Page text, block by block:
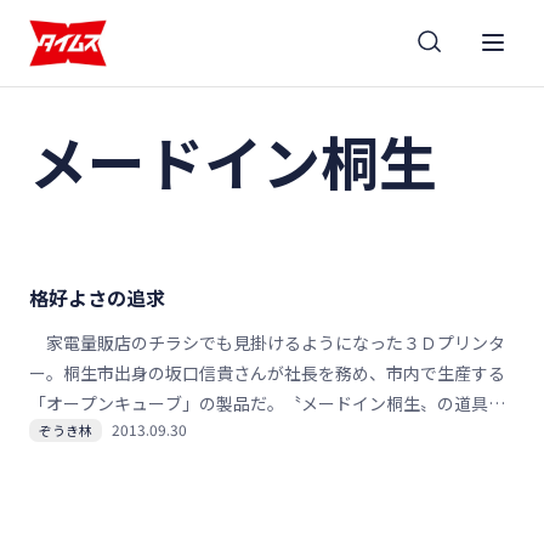
メードイン桐生
格好よさの追求
家電量販店のチラシでも見掛けるようになった３Ｄプリンタ
ー。桐生市出身の坂口信貴さんが社長を務め、市内で生産する
「オープンキューブ」の製品だ。〝メードイン桐生〟の道具が
広まってきた▼プリンターには「子どもたちにものづくりの魅
ぞうき林 2013.09.30